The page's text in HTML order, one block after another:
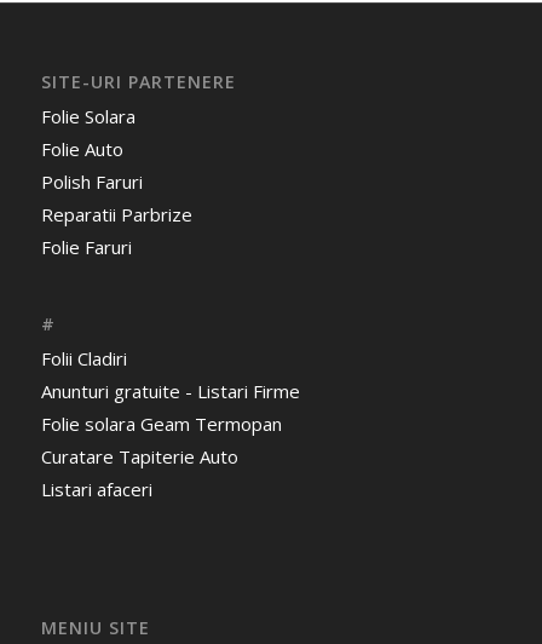
SITE-URI PARTENERE
Folie Solara
Folie Auto
Polish Faruri
Reparatii Parbrize
Folie Faruri
#
Folii Cladiri
Anunturi gratuite - Listari Firme
Folie solara Geam Termopan
Curatare Tapiterie Auto
Listari afaceri
MENIU SITE